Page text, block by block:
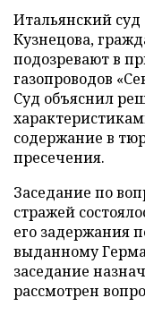
Итальянский суд
Кузнецова,
подозревают в
газопроводов
Суд объяснил
содержание в
пресечения.
Заседание по
стражей
его задержания
выданному
заседание
рассмотрен